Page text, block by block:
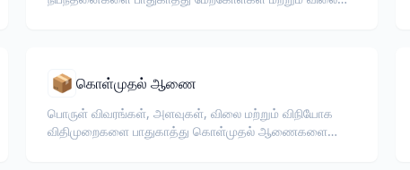
📦 கொள்முதல் ஆணை
பொருள் விவரங்கள், அளவுகள், விலை மற்றும் விநியோக
விதிமுறைகளை பாதுகாத்து கொள்முதல் ஆணைகளை